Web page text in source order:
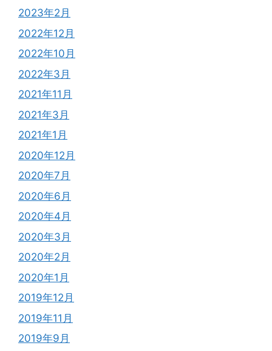
2023年2月
2022年12月
2022年10月
2022年3月
2021年11月
2021年3月
2021年1月
2020年12月
2020年7月
2020年6月
2020年4月
2020年3月
2020年2月
2020年1月
2019年12月
2019年11月
2019年9月